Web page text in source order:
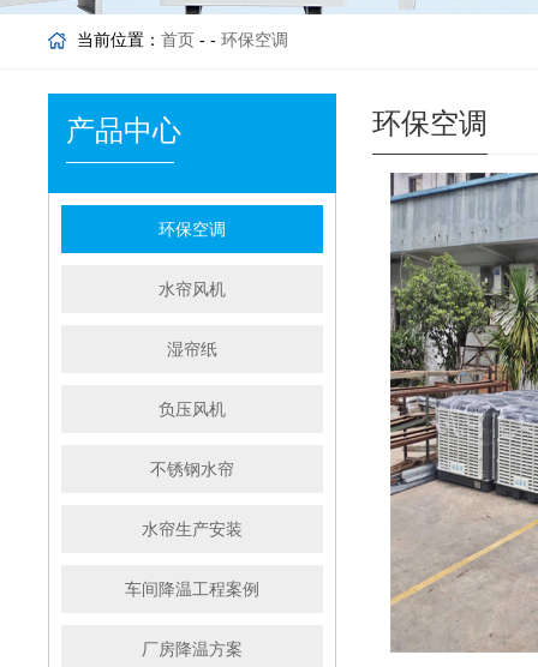
当前位置： 首页 - - 环保空调
产品中心
环保空调
水帘风机
湿帘纸
负压风机
不锈钢水帘
水帘生产安装
车间降温工程案例
厂房降温方案
环保空调